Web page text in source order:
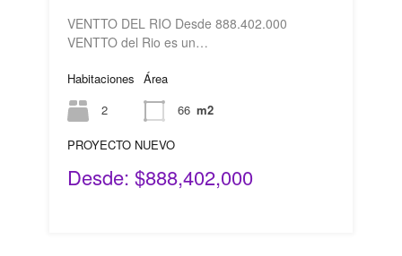
VENTTO DEL RIO Desde 888.402.000
VENTTO del Rio es un…
Habitaciones
2
Área
66 m2
PROYECTO NUEVO
Desde: $888,402,000